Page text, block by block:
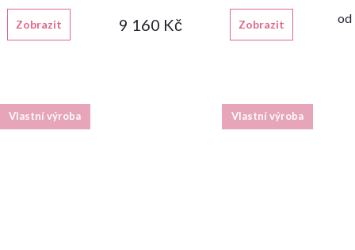
9 160 Kč
Zobrazit od
Zobrazit
Vlastní výroba Vlastní výroba